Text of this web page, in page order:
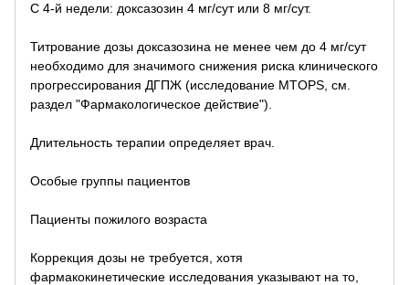
С 4-й недели: доксазозин 4 мг/сут или 8 мг/сут.
Титрование дозы доксазозина не менее чем до 4 мг/сут
необходимо для значимого снижения риска клинического
прогрессирования ДГПЖ (исследование MTOPS, см.
раздел "Фармакологическое действие").
Длительность терапии определяет врач.
Особые группы пациентов
Пациенты пожилого возраста
Коррекция дозы не требуется, хотя
фармакокинетические исследования указывают на то,